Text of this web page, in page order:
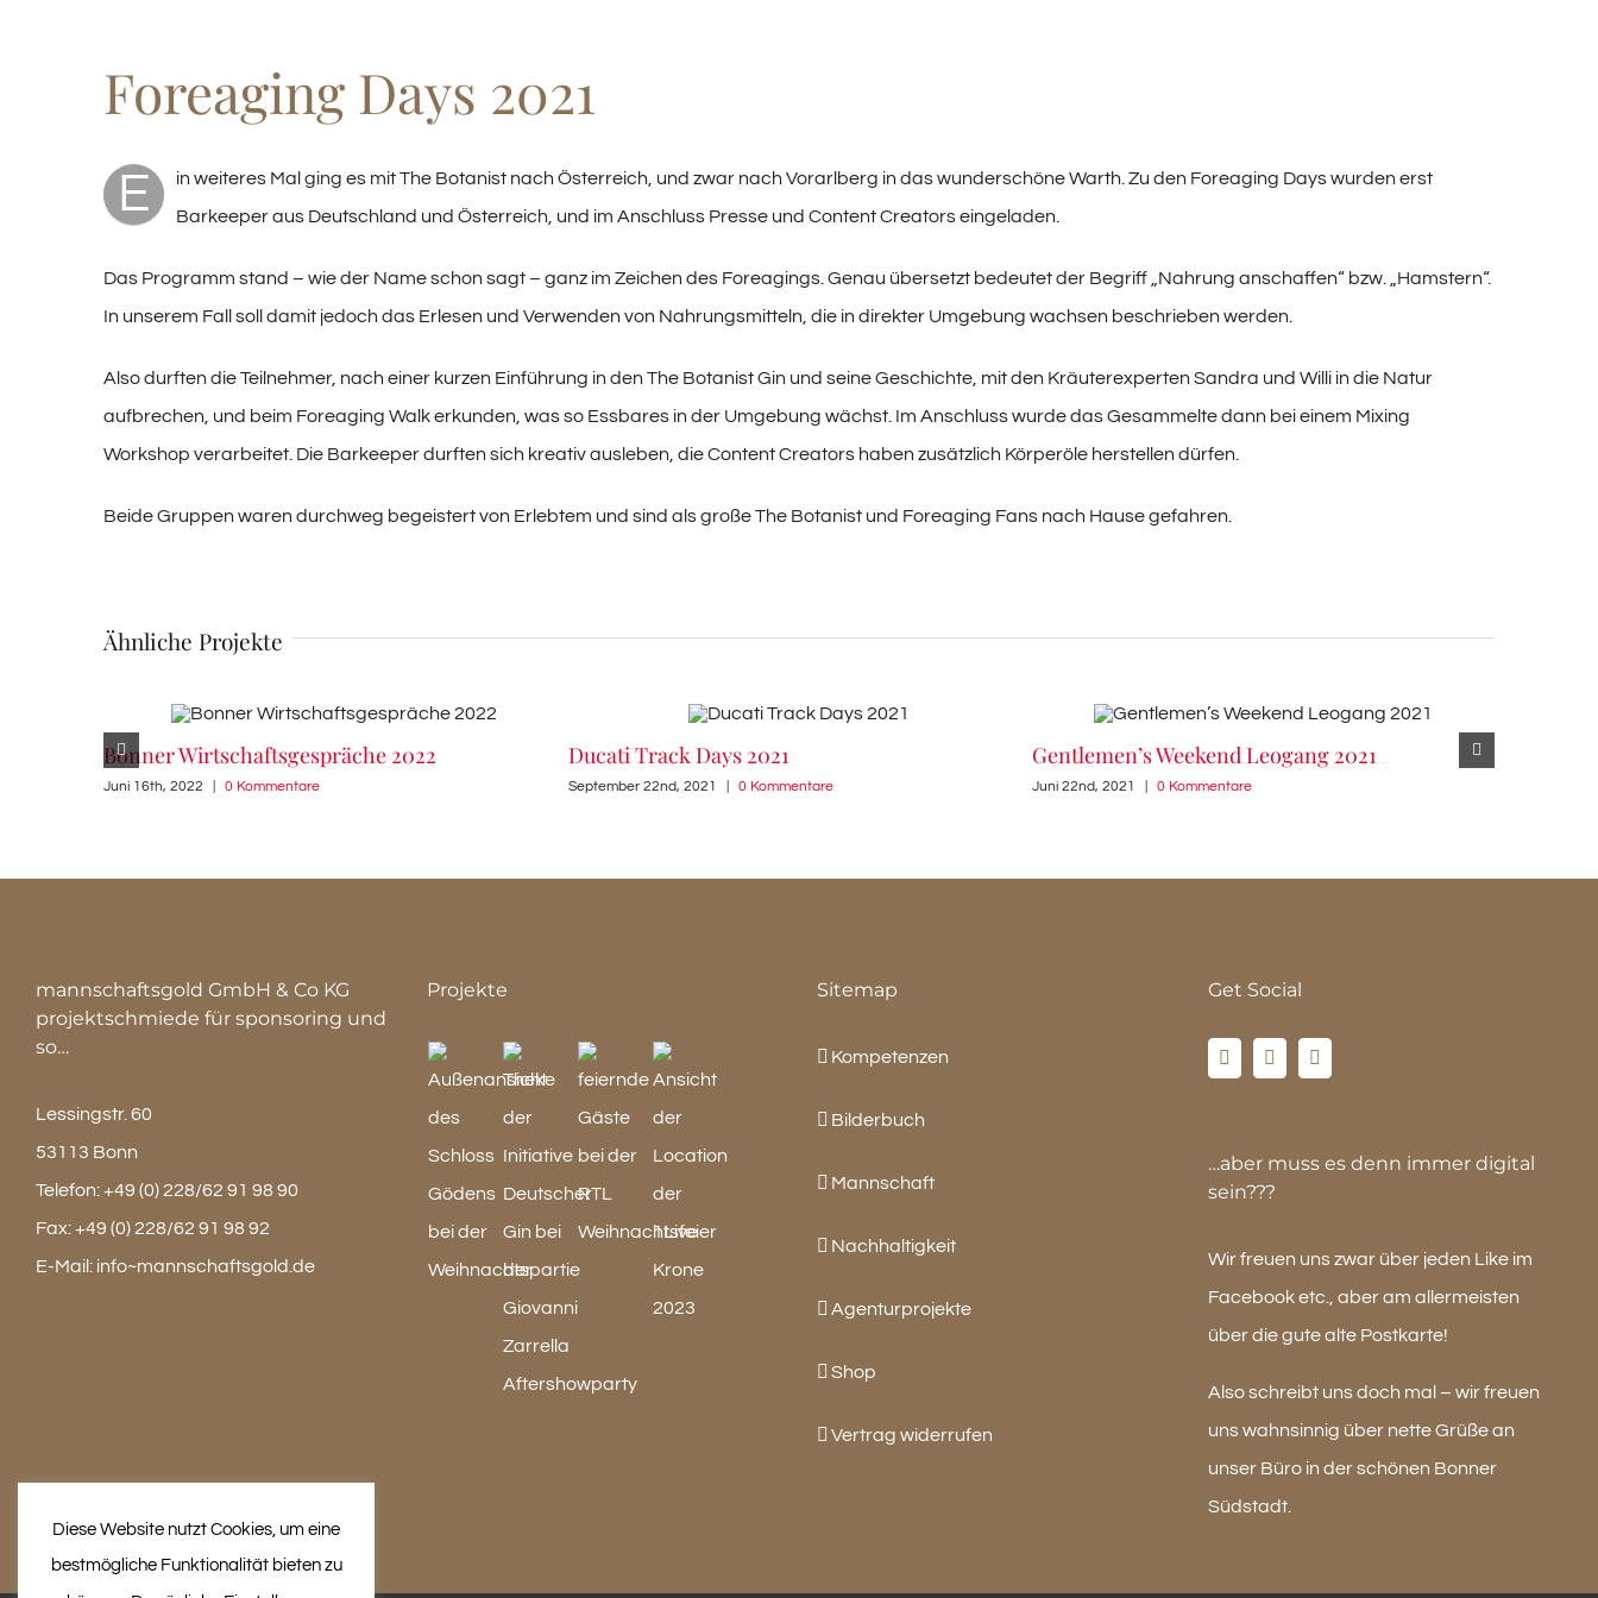
Foreaging Days 2021
E
in weiteres Mal ging es mit The Botanist nach Österreich, und zwar nach Vorarlberg in das wunderschöne Warth. Zu den Foreaging Days wurden erst
Barkeeper aus Deutschland und Österreich, und im Anschluss Presse und Content Creators eingeladen.
Das Programm stand – wie der Name schon sagt – ganz im Zeichen des Foreagings. Genau übersetzt bedeutet der Begriff „Nahrung anschaffen“ bzw. „Hamstern“.
In unserem Fall soll damit jedoch das Erlesen und Verwenden von Nahrungsmitteln, die in direkter Umgebung wachsen beschrieben werden.
Also durften die Teilnehmer, nach einer kurzen Einführung in den The Botanist Gin und seine Geschichte, mit den Kräuterexperten Sandra und Willi in die Natur
aufbrechen, und beim Foreaging Walk erkunden, was so Essbares in der Umgebung wächst. Im Anschluss wurde das Gesammelte dann bei einem Mixing
Workshop verarbeitet. Die Barkeeper durften sich kreativ ausleben, die Content Creators haben zusätzlich Körperöle herstellen dürfen.
Beide Gruppen waren durchweg begeistert von Erlebtem und sind als große The Botanist und Foreaging Fans nach Hause gefahren.
Ähnliche Projekte
Bonner Wirtschaftsgespräche 2022
Juni 16th, 2022 0 Kommentare
Ducati Track Days 2021
September 22nd, 2021 0 Kommentare
Gentlemen’s Weekend Leogang 2021
Juni 22nd, 2021 0 Kommentare
mannschaftsgold GmbH & Co KG
projektschmiede für sponsoring und
so…
Lessingstr. 60
53113 Bonn
Telefon:+49 (0) 228/62 91 98 90
Fax:+49 (0) 228/62 91 98 92
E-Mail: info~mannschaftsgold.de
Projekte Sitemap
Kompetenzen
Bilderbuch
Mannschaft
Nachhaltigkeit
Agenturprojekte
Shop
Vertrag widerrufen
Get Social
…aber muss es denn immer digital
sein???
Wir freuen uns zwar über jeden Like im
Facebook etc., aber am allermeisten
über die gute alte Postkarte!
Also schreibt uns doch mal – wir freuen
uns wahnsinnig über nette Grüße an
unser Büro in der schönen Bonner
Südstadt.
Diese Website nutzt Cookies, um eine
bestmögliche Funktionalität bieten zu